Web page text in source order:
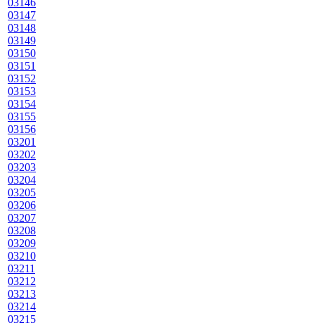
03146
03147
03148
03149
03150
03151
03152
03153
03154
03155
03156
03201
03202
03203
03204
03205
03206
03207
03208
03209
03210
03211
03212
03213
03214
03215